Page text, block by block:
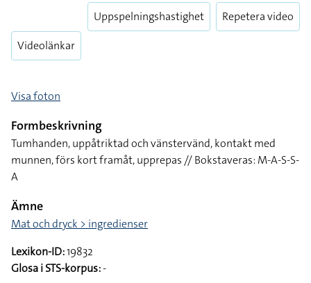
Videolänkar
Uppspelningshastighet Repetera video
Visa foton
Formbeskrivning
Tumhanden, uppåtriktad och vänstervänd, kontakt med
munnen, förs kort framåt, upprepas // Bokstaveras: M-A-S-S-
A
Ämne
Mat och dryck > ingredienser
Lexikon-ID:19832
Glosa i STS-korpus:-